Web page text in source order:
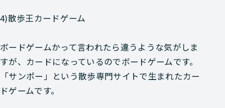
4)散歩王カードゲーム
ボードゲームかって言われたら違うような気がしま
すが、カードになっているのでボードゲームです。
「サンポー」という散歩専門サイトで生まれたカー
ドゲームです。